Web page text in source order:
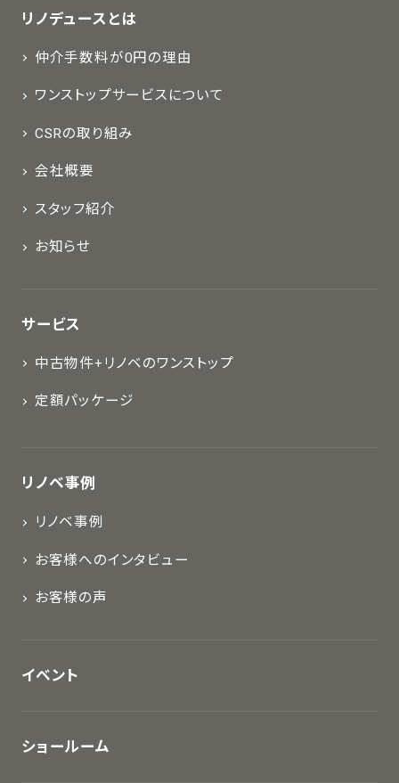
リノデュースとは
仲介手数料が0円の理由
ワンストップサービスについて
CSRの取り組み
会社概要
スタッフ紹介
お知らせ
サービス
中古物件+リノベのワンストップ
定額パッケージ
リノベ事例
リノベ事例
お客様へのインタビュー
お客様の声
イベント
ショールーム